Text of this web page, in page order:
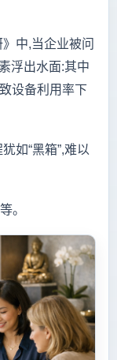
中,当企业被问
浮出水面:其中
设备利用率下
如“黑箱”,难以
。